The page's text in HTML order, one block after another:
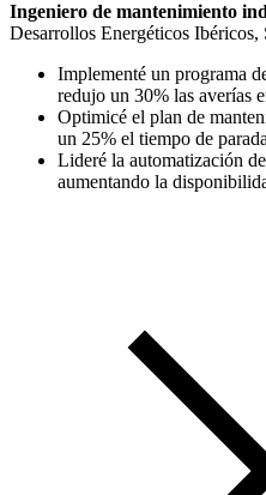
Ingeniero de mantenimiento
Desarrollos Energéticos
Implementé un programa
redujo un 30% las averías
Optimicé el plan de
un 25% el tiempo de
Lideré la automatización
aumentando la